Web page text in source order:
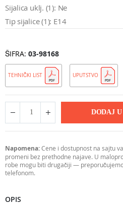
Sijalica uklj. (1): Ne
Tip sijalice (1): E14
ŠIFRA 03-98168
TEHNIČKI LIST UPUTSTVO
DODAJ
Napomena:Cene i dostupnost na sajtu
promeni bez prethodne najave. U
robe mogu biti drugačiji —
telefonom.
OPIS